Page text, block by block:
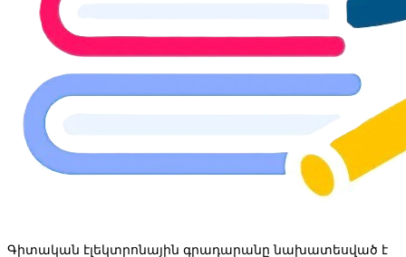
Գիտական էլեկտրոնային գրադարանը նախատեսված է